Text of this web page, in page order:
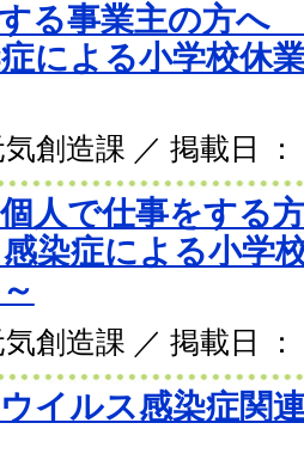
る事業主の方へ
による小学校休
創造課 ／ 掲載日 ：
人で仕事をする
染症による小学
創造課 ／ 掲載日 ：
ウイルス感染症関